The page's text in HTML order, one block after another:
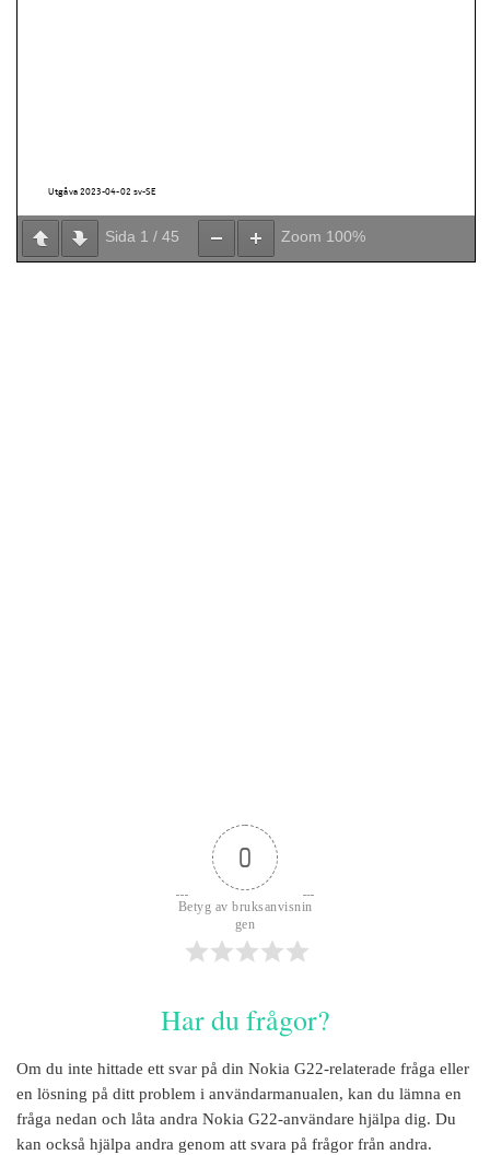
Sida 1 / 45 Zoom 100%
0
Betyg av bruksanvisnin
gen
Har du frågor?
Om du inte hittade ett svar på din Nokia G22-relaterade fråga eller
en lösning på ditt problem i användarmanualen, kan du lämna en
fråga nedan och låta andra Nokia G22-användare hjälpa dig. Du
kan också hjälpa andra genom att svara på frågor från andra.